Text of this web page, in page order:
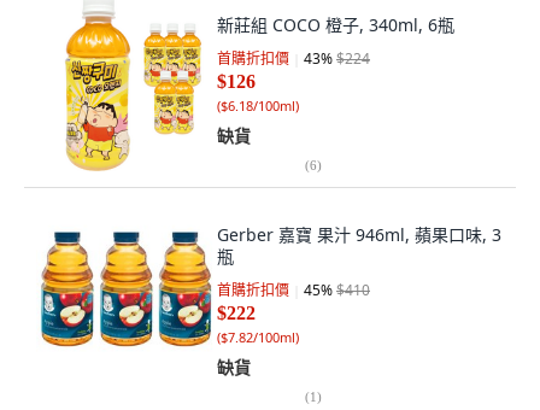
新莊組 COCO 橙子, 340ml, 6瓶
首購折扣價 43%$224
$126
($6.18/100ml)
缺貨
(6)
Gerber 嘉寶 果汁 946ml, 蘋果口味, 3
瓶
首購折扣價 45%$410
$222
($7.82/100ml)
缺貨
(1)